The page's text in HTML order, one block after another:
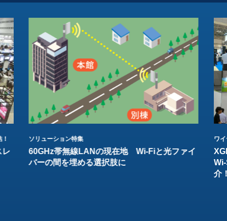
レ
ソリューション特集
60GHz帯無線LANの現在地 Wi-Fiと光ファイ
バーの間を埋める選択肢に
ワ
介